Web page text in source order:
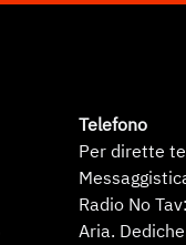
Telefono
Per dirette
Radio No Tav:
Aria.